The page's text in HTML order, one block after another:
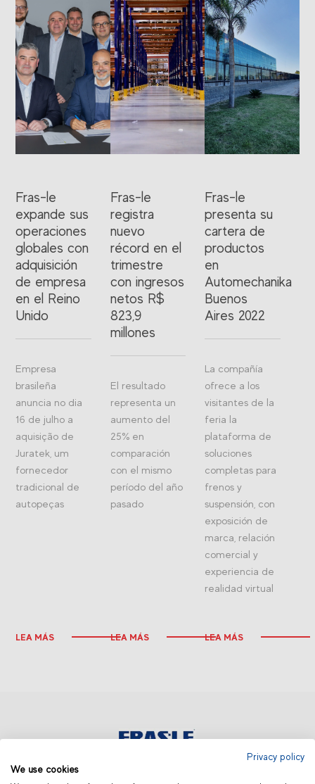
Fras-le
expande sus
operaciones
globales con
adquisición
de empresa
en el Reino
Unido
Empresa
brasileña
anuncia no dia
16 de julho a
aquisição de
Juratek, um
fornecedor
tradicional de
autopeças
LEA MÁS
Fras-le
registra
nuevo
récord en el
trimestre
con ingresos
netos R$
823,9
millones
El resultado
representa un
aumento del
25% en
comparación
con el mismo
período del año
pasado
LEA MÁS
Fras-le
presenta su
cartera de
productos
en
Automechanika
Buenos
Aires 2022
La compañía
ofrece a los
visitantes de la
feria la
plataforma de
soluciones
completas para
frenos y
suspensión, con
exposición de
marca, relación
comercial y
experiencia de
realidad virtual
LEA MÁS
Privacy policy
We use cookies